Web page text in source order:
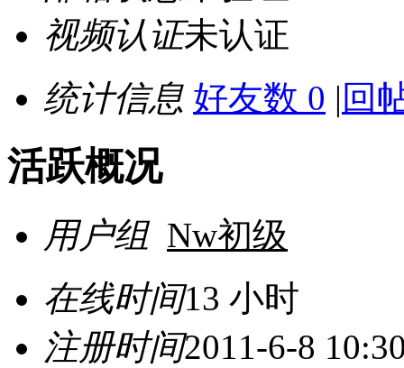
视频认证未认证
统计信息 好友数 0 | 回
活跃概况
用户组 Nw初级
在线时间13 小时
注册时间2011-6-8